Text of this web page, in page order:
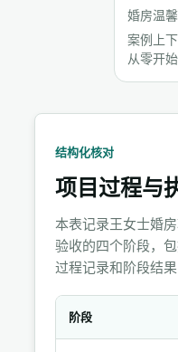
婚房温
案例上
从零开
结构化核对
项目过程与
本表记录王女士婚
验收的四个阶段，
过程记录和阶段结
阶段